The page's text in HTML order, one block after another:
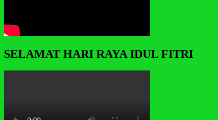
SELAMAT HARI RAYA IDUL FITRI